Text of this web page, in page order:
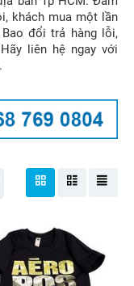
khách mua một lần
đổi trả hàng lỗi,
liên hệ ngay với